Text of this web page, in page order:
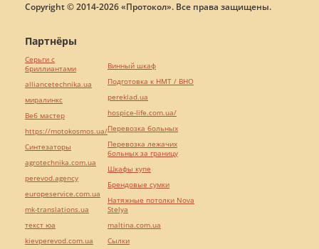
Copyright © 2014-2026 «Протокол». Все права защищены.
Партнёры
Серьги с
бриллиантами
alliancetechnika.ua
миралинкс
Веб мастер
https://motokosmos.ua/
Синтезаторы
agrotechnika.com.ua
perevod.agency
europeservice.com.ua
mk-translations.ua
текст юа
kievperevod.com.ua
Винный шкаф
Подготовка к НМТ / ВНО
pereklad.ua
hospice-life.com.ua/
Перевозка больных
Перевозка лежачих
больных за границу
Шкафы купе
Брендовые сумки
Натяжные потолки Nova
Stelya
maltina.com.ua
Cылки